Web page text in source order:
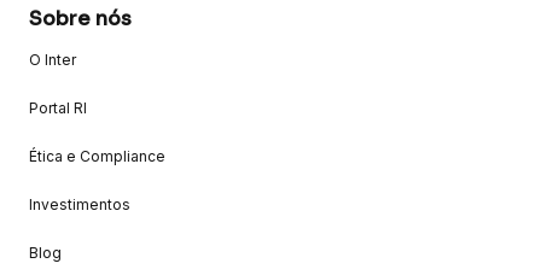
Sobre nós
O Inter
Portal RI
Ética e Compliance
Investimentos
Blog